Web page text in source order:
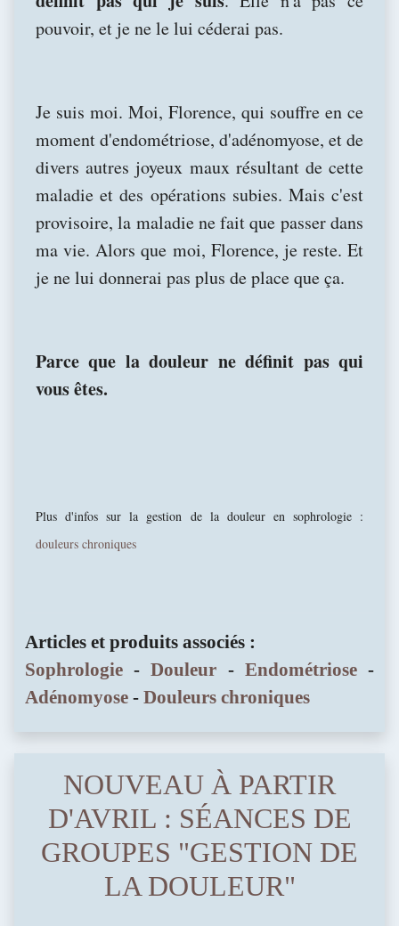
pouvoir, et je ne le lui céderai pas.
Je suis moi. Moi, Florence, qui souffre en ce
moment d'endométriose, d'adénomyose, et de
divers autres joyeux maux résultant de cette
maladie et des opérations subies. Mais c'est
provisoire, la maladie ne fait que passer dans
ma vie. Alors que moi, Florence, je reste. Et
je ne lui donnerai pas plus de place que ça.
Parce que la douleur ne définit pas qui
vous êtes.
Plus d'infos sur la gestion de la douleur en sophrologie :
douleurs chroniques
Articles et produits associés :
Sophrologie -Douleur - Endométriose-
Adénomyose - Douleurs chroniques
NOUVEAU À PARTIR
D'AVRIL : SÉANCES DE
GROUPES "GESTION DE
LA DOULEUR"